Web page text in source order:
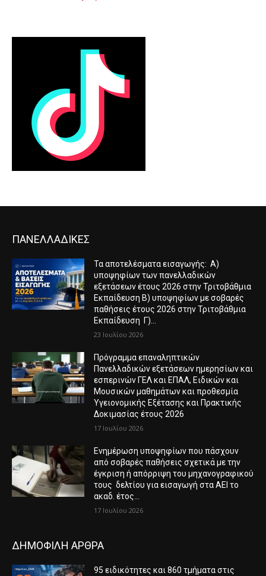
ΠΑΝΕΛΛΑΔΙΚΕΣ
Τα αποτελέσματα εισαγωγής: Α)
υποψηφίων των πανελλαδικών
εξετάσεων έτους 2026 στην Τριτοβάθμια
Εκπαίδευση Β) υποψηφίων με σοβαρές
παθήσεις έτους 2026 στην Τριτοβάθμια
Εκπαίδευση Γ)...
23 Ιουλίου 2026
Πρόγραμμα επαναληπτικών
Πανελλαδικών εξετάσεων ημερησίων και
εσπερινών ΓΕΛ και ΕΠΑΛ, Ειδικών και
Μουσικών μαθημάτων και προθεσμία
Υγειονομικής Εξέτασης και Πρακτικής
Δοκιμασίας έτους 2026
17 Ιουλίου 2026
Ενημέρωση υποψηφίων που πάσχουν
από σοβαρές παθήσεις σχετικά με την
έγκριση ή απόρριψη του μηχανογραφικού
τους δελτίου για εισαγωγή στα ΑΕΙ το
ακαδ. έτος...
17 Ιουλίου 2026
ΔΗΜΟΦΙΛΗ ΑΡΘΡΑ
95 ειδικότητες και 860 τμήματα στις